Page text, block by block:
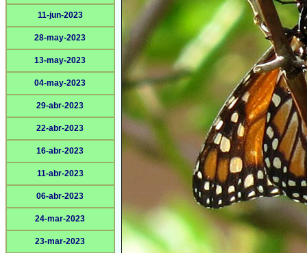
11-jun-2023
28-may-2023
13-may-2023
04-may-2023
29-abr-2023
22-abr-2023
16-abr-2023
11-abr-2023
06-abr-2023
24-mar-2023
23-mar-2023